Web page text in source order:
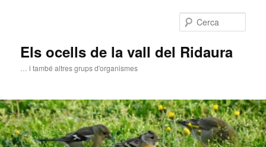
Els ocells de la vall del Ridaura
… i també altres grups d'organismes